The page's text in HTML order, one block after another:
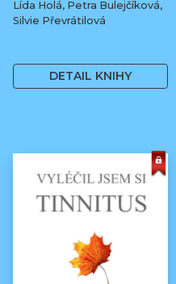
Lída Holá, Petra Bulejčíková,
Silvie Převrátilová
DETAIL KNIHY